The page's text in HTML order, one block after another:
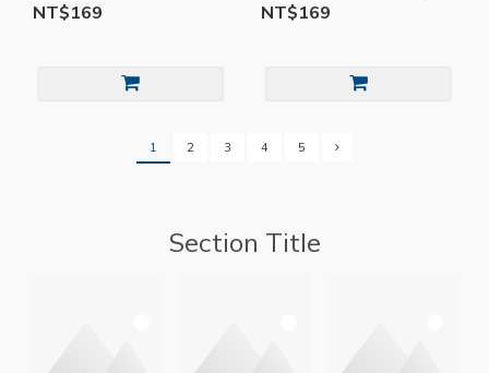
NT$169 NT$169
1 2 3 4 5
Section Title